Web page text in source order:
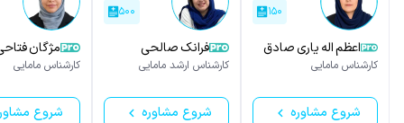
۱۵۰
اعظم اله یاری صادق
آبادی
کارشناس مامایی
شروع مشاوره
۵۰۰
فرانک صالحی
کارشناس ارشد مامایی
شروع مشاوره
مژگان
کارشناس مامایی
شروع